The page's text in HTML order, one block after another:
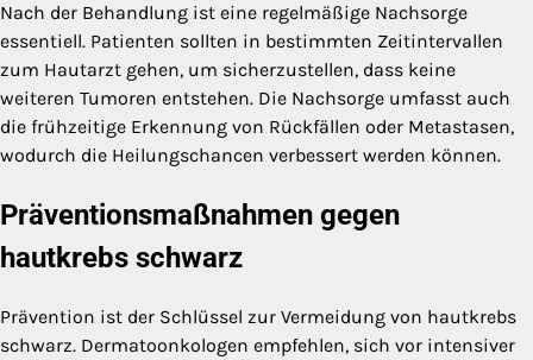
Nach der Behandlung ist eine regelmäßige Nachsorge
essentiell. Patienten sollten in bestimmten Zeitintervallen
zum Hautarzt gehen, um sicherzustellen, dass keine
weiteren Tumoren entstehen. Die Nachsorge umfasst auch
die frühzeitige Erkennung von Rückfällen oder Metastasen,
wodurch die Heilungschancen verbessert werden können.
Präventionsmaßnahmen gegen
hautkrebs schwarz
Prävention ist der Schlüssel zur Vermeidung von hautkrebs
schwarz. Dermatoonkologen empfehlen, sich vor intensiver